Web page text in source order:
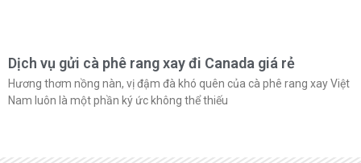
Dịch vụ gửi cà phê rang xay đi Canada giá rẻ
Hương thơm nồng nàn, vị đậm đà khó quên của cà phê rang xay Việt
Nam luôn là một phần ký ức không thể thiếu